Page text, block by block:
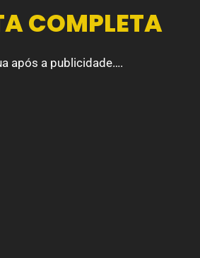
COMPLETA
após a publicidade….